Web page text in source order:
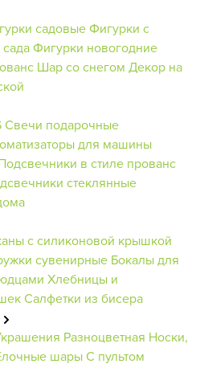
садовыеФигурки с
Фигурки новогодние
Шар со снегом Декор на
Свечи подарочные
для машины
в стиле прованс
стеклянные
с силиконовой крышкой
сувенирные Бокалы для
Хлебницы и
Салфетки из бисера
Разноцветная Носки,
шарыС пультом